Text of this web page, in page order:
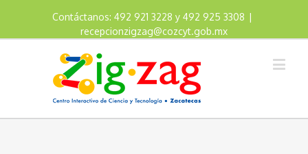
Contáctanos: 492 921 3228 y 492 925 3308 |
recepcionzigzag@cozcyt.gob.mx